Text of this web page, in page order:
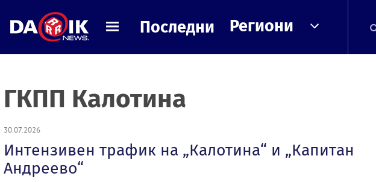
Последни Региони
ГКПП Калотина
30.07.2026
Интензивен трафик на „Калотина“ и „Капитан
Андреево“